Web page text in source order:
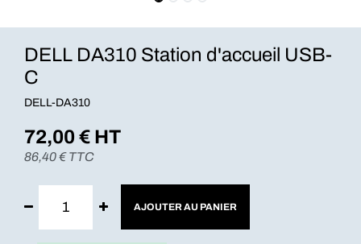
DELL DA310 Station d'accueil USB-
C
DELL-DA310
72,00€ HT
86,40€ TTC
AJOUTER AU PANIER